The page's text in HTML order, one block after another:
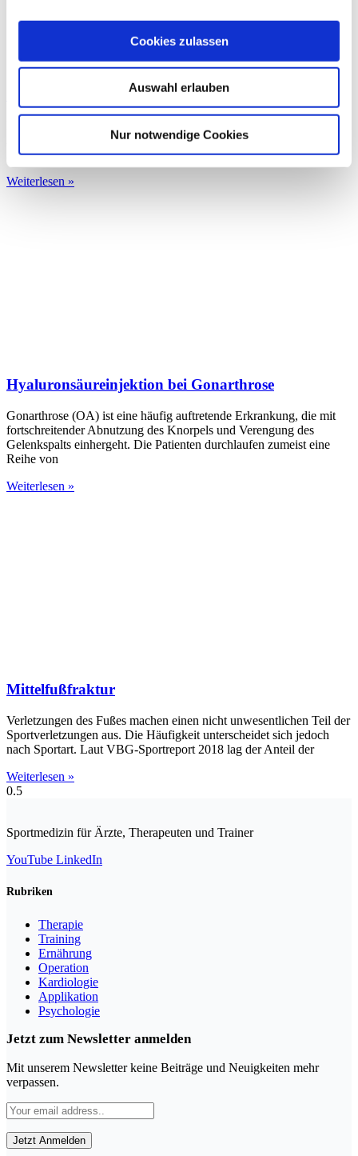
Cookies zulassen
Auswahl erlauben
Nur notwendige Cookies
injuries, but the kind of frequency varies depending on the sport.
According to the 2018
Weiterlesen »
Hyaluronsäureinjektion bei Gonarthrose
Gonarthrose (OA) ist eine häufig auftretende Erkrankung, die mit
fortschreitender Abnutzung des Knorpels und Verengung des
Gelenkspalts einhergeht. Die Patienten durch­laufen zumeist eine
Reihe von
Weiterlesen »
Mittelfußfraktur
Verletzungen des Fußes machen einen nicht unwesentlichen Teil der
Sport­­ver­letzungen aus. Die Häufigkeit unter­scheidet sich jedoch
nach Sportart. Laut VBG-Sportreport 2018 lag der Anteil der
Weiterlesen »
Sportmedizin für Ärzte, Therapeuten und Trainer
YouTube LinkedIn
Rubriken
Therapie
Training
Ernährung
Operation
Kardiologie
Applikation
Psychologie
Jetzt zum Newsletter anmelden
Mit unserem Newsletter keine Beiträge und Neuigkeiten mehr
verpassen.